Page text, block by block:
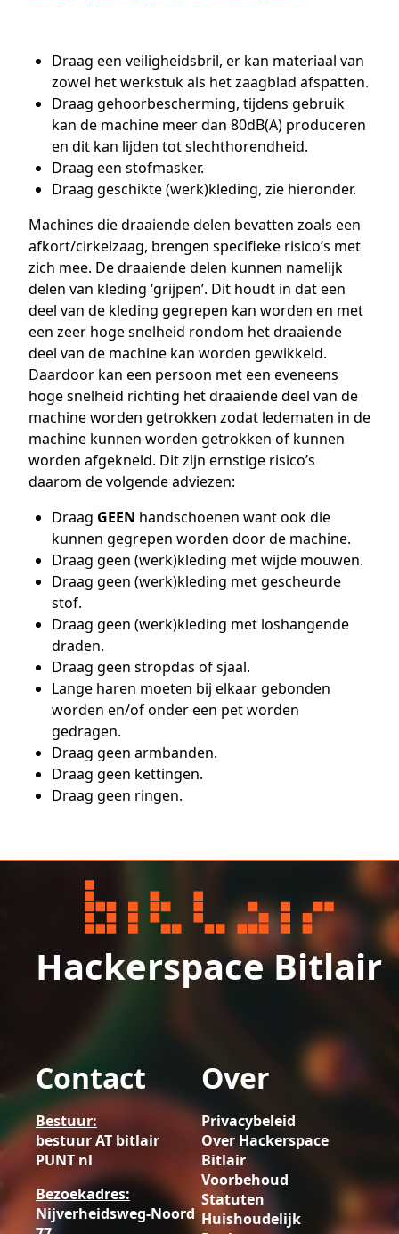
Draag een veiligheidsbril, er kan materiaal van
zowel het werkstuk als het zaagblad afspatten.
Draag gehoorbescherming, tijdens gebruik
kan de machine meer dan 80dB(A) produceren
en dit kan lijden tot slechthorendheid.
Draag een stofmasker.
Draag geschikte (werk)kleding, zie hieronder.
Machines die draaiende delen bevatten zoals een
afkort/cirkelzaag, brengen specifieke risico’s met
zich mee. De draaiende delen kunnen namelijk
delen van kleding ‘grijpen’. Dit houdt in dat een
deel van de kleding gegrepen kan worden en met
een zeer hoge snelheid rondom het draaiende
deel van de machine kan worden gewikkeld.
Daardoor kan een persoon met een eveneens
hoge snelheid richting het draaiende deel van de
machine worden getrokken zodat ledematen in de
machine kunnen worden getrokken of kunnen
worden afgekneld. Dit zijn ernstige risico’s
daarom de volgende adviezen:
Draag GEEN handschoenen want ook die
kunnen gegrepen worden door de machine.
Draag geen (werk)kleding met wijde mouwen.
Draag geen (werk)kleding met gescheurde
stof.
Draag geen (werk)kleding met loshangende
draden.
Draag geen stropdas of sjaal.
Lange haren moeten bij elkaar gebonden
worden en/of onder een pet worden
gedragen.
Draag geen armbanden.
Draag geen kettingen.
Draag geen ringen.
Hackerspace Bitlair
Contact
Bestuur:
bestuur AT bitlair
PUNT nl
Bezoekadres:
Nijverheidsweg-Noord
Over
Privacybeleid
Over Hackerspace
Bitlair
Voorbehoud
Statuten
Huishoudelijk